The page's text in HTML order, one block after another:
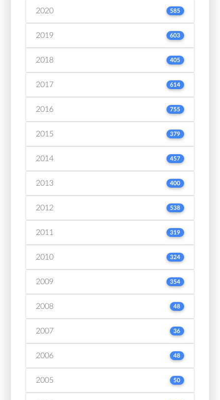
2020 585
2019 603
2018 405
2017 614
2016 755
2015 379
2014 457
2013 400
2012 538
2011 319
2010 324
2009 354
2008 48
2007 36
2006 48
2005 50